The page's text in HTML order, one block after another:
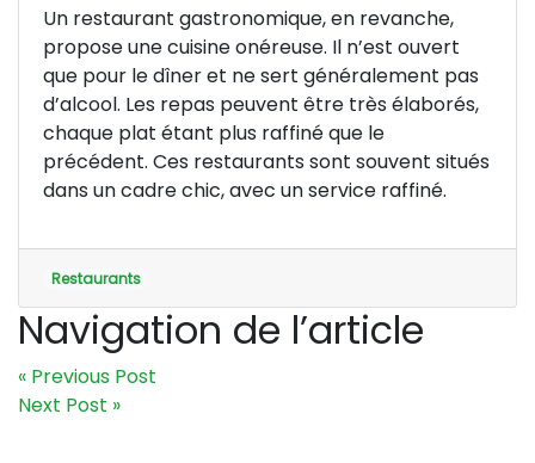
Un restaurant gastronomique, en revanche,
propose une cuisine onéreuse. Il n’est ouvert
que pour le dîner et ne sert généralement pas
d’alcool. Les repas peuvent être très élaborés,
chaque plat étant plus raffiné que le
précédent. Ces restaurants sont souvent situés
dans un cadre chic, avec un service raffiné.
Restaurants
Navigation de l’article
« Previous Post
Next Post »